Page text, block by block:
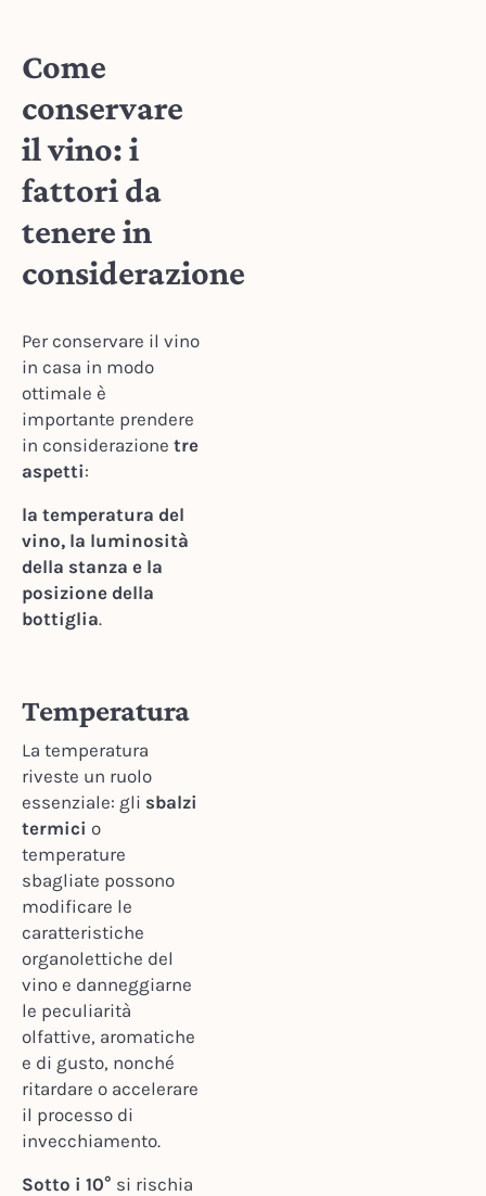
Come
conservare
il vino: i
fattori da
tenere in
considerazione
Per conservare il vino
in casa in modo
ottimale è
importante prendere
in considerazione tre
aspetti:
la temperatura del
vino, la luminosità
della stanza e la
posizione della
bottiglia.
Temperatura
La temperatura
riveste un ruolo
essenziale: gli sbalzi
termici o
temperature
sbagliate possono
modificare le
caratteristiche
organolettiche del
vino e danneggiarne
le peculiarità
olfattive, aromatiche
e di gusto, nonché
ritardare o accelerare
il processo di
invecchiamento.
Sotto i 10° si rischia